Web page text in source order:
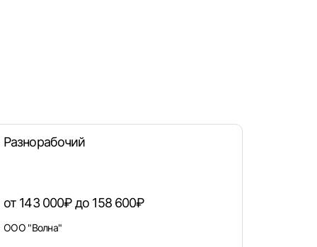
Разнорабочий
от 143 000₽ до 158 600₽
ООО "Волна"